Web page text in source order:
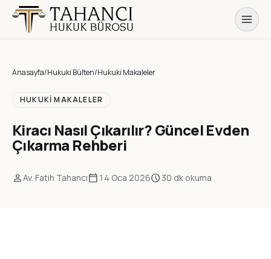
Anasayfa/Hukuki Bülten/Hukuki Makaleler
HUKUKI MAKALELER
Kiracı Nasıl Çıkarılır? Güncel Evden
Çıkarma Rehberi
personAv. Fatih Tahancıcalendar_today 14 Oca 2026schedule30 dk okuma